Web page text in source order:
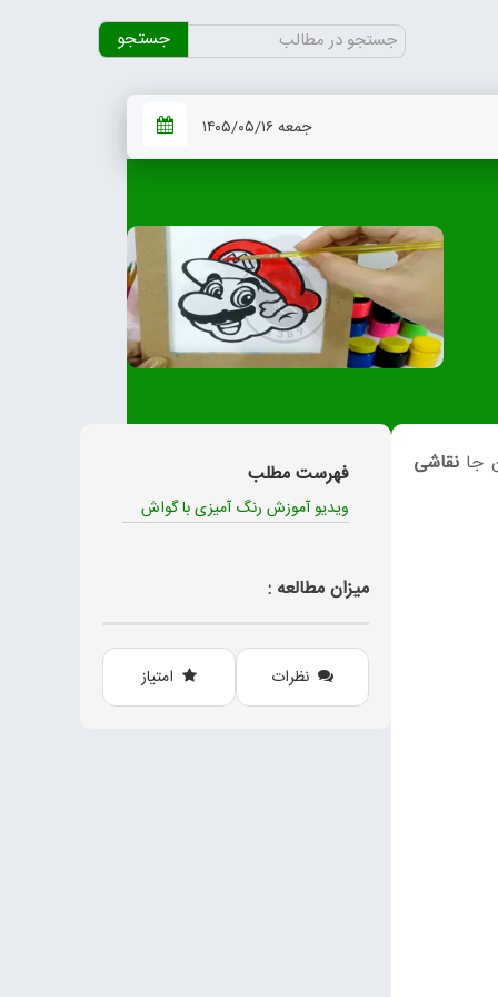
جستجو
برای:
جمعه ۱۴۰۵/۰۵/۱۶
جا نقاشی
فهرست مطلب
ویدیو آموزش رنگ آمیزی با گواش
میزان مطالعه :
نظرات امتیاز